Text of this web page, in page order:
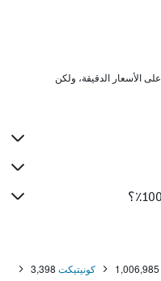
1,006,985 كونيتيكت 3,398